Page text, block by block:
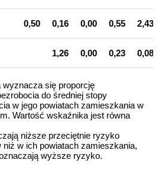
0,50 0,16 0,00 0,55 2,43
1,26 0,00 0,23 0,08
wyznacza się proporcję
do średniej stopy
w jego powiatach zamieszkania w
Wartość wskaźnika jest równa
niższe przeciętnie ryzyko
niż w ich powiatach zamieszkania,
wyższe ryzyko.